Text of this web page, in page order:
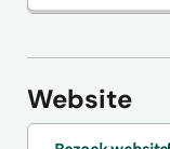
Website